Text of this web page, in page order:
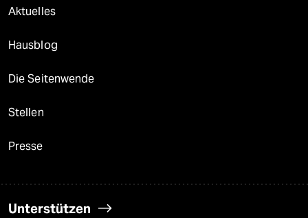
Aktuelles
Hausblog
Die Seitenwende
Stellen
Presse
Unterstützen